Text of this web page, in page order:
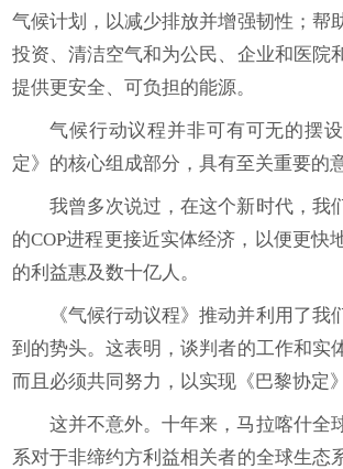
气候计划，以减少排放并增强韧性；帮
投资、清洁空气和为公民、企业和医院
提供更安全、可负担的能源。
气候行动议程并非可有可无的摆
定》的核心组成部分，具有至关重要的
我曾多次说过，在这个新时代，我
的COP进程更接近实体经济，以便更快
的利益惠及数十亿人。
《气候行动议程》推动并利用了我
到的势头。这表明，谈判者的工作和实
而且必须共同努力，以实现《巴黎协定》
这并不意外。十年来，马拉喀什全
系对于非缔约方利益相关者的全球生态